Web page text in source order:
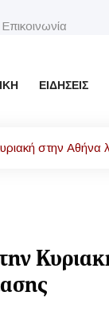
Επικοινωνία
ΕΙΔΉΣΕΙΣ
στην